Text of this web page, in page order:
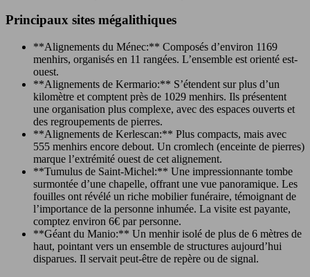
Principaux sites mégalithiques
**Alignements du Ménec:** Composés d’environ 1169
menhirs, organisés en 11 rangées. L’ensemble est orienté est-
ouest.
**Alignements de Kermario:** S’étendent sur plus d’un
kilomètre et comptent près de 1029 menhirs. Ils présentent
une organisation plus complexe, avec des espaces ouverts et
des regroupements de pierres.
**Alignements de Kerlescan:** Plus compacts, mais avec
555 menhirs encore debout. Un cromlech (enceinte de pierres)
marque l’extrémité ouest de cet alignement.
**Tumulus de Saint-Michel:** Une impressionnante tombe
surmontée d’une chapelle, offrant une vue panoramique. Les
fouilles ont révélé un riche mobilier funéraire, témoignant de
l’importance de la personne inhumée. La visite est payante,
comptez environ 6€ par personne.
**Géant du Manio:** Un menhir isolé de plus de 6 mètres de
haut, pointant vers un ensemble de structures aujourd’hui
disparues. Il servait peut-être de repère ou de signal.